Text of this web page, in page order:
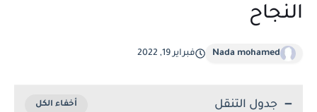
النجاح
Nada mohamed فبراير 19, 2022
جدول التنقل